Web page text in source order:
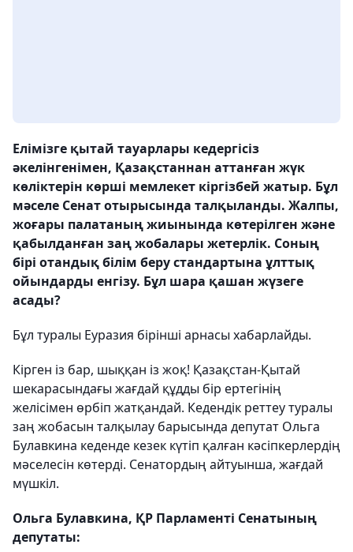
Елімізге қытай тауарлары кедергісіз
әкелінгенімен, Қазақстаннан аттанған жүк
көліктерін көрші мемлекет кіргізбей жатыр. Бұл
мәселе Сенат отырысында талқыланды. Жалпы,
жоғары палатаның жиынында көтерілген және
қабылданған заң жобалары жетерлік. Соның
бірі отандық білім беру стандартына ұлттық
ойындарды енгізу. Бұл шара қашан жүзеге
асады?
Бұл туралы Еуразия бірінші арнасы хабарлайды.
Кірген із бар, шыққан із жоқ! Қазақстан-Қытай
шекарасындағы жағдай құдды бір ертегінің
желісімен өрбіп жатқандай. Кедендік реттеу туралы
заң жобасын талқылау барысында депутат Ольга
Булавкина кеденде кезек күтіп қалған кәсіпкерлердің
мәселесін көтерді. Сенатордың айтуынша, жағдай
мүшкіл.
Ольга Булавкина, ҚР Парламенті Сенатының
депутаты: